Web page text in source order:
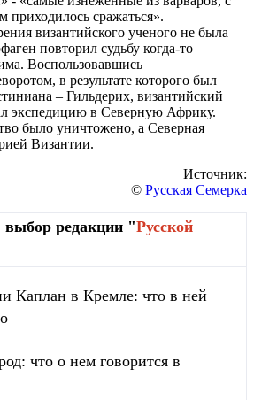
приходилось сражаться».
византийского ученого не была
повторил судьбу когда-то
Воспользовавшись
в результате которого был
– Гильдерих, византийский
экспедицию в Северную Африку.
было уничтожено, а Северная
Византии.
Источник:
© Русская Семерка
выбор редакции "Русской
Каплан в Кремле: что в ней
что о нем говорится в